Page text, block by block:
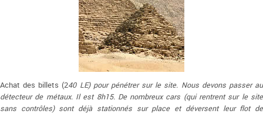
Achat des billets (240 LE) pour pénétrer sur le site. Nous devons passer au
détecteur de métaux. Il est 8h15. De nombreux cars (qui rentrent sur le site
sans contrôles) sont déjà stationnés sur place et déversent leur flot de